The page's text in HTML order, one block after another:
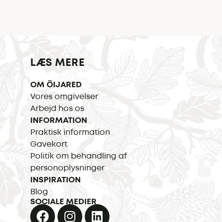
LÆS MERE
OM ÖIJARED
Vores omgivelser
Arbejd hos os
INFORMATION
Praktisk information
Gavekort
Politik om behandling af
personoplysninger
INSPIRATION
Blog
SOCIALE MEDIER